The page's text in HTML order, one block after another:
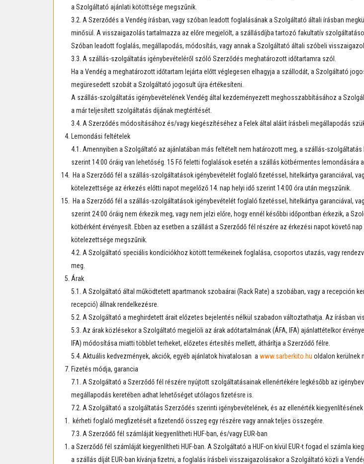
a Szolgáltató ajánlati kötöttsége megszűnik.
3.2. A Szerződés a Vendég írásban, vagy szóban leadott foglalásának a Szolgáltató általi írásban
minősül. A visszaigazolás tartalmazza az előre megjelölt, a szállásdíjba tartozó fakultatív
Szóban leadott foglalás, megállapodás, módosítás, vagy annak a Szolgáltató általi szóbeli
3.3. A szállás-szolgáltatás igénybevételéről szóló Szerződés meghatározott időtartamra szól.
Ha a Vendég a meghatározott időtartam lejárta előtt véglegesen elhagyja a szállodát, a Szolgáltató
megüresedett szobát a Szolgáltató jogosult újra értékesíteni.
A szállás-szolgáltatás igénybevételének Vendég által kezdeményezett meghosszabbításához a
a már teljesített szolgáltatás díjának megtérítését.
3.4. A Szerződés módosításához és/vagy kiegészítéséhez a Felek által aláírt írásbeli megállapodás
Lemondási feltételek
4.1. Amennyiben a Szolgáltató az ajánlatában más feltételt nem határozott meg, a szállás-
szerint 14:00 óráig van lehetőség. 15 Fő feletti foglalások esetén a szállás kötbérmentes lemondására
Ha a Szerződő fél a szállás-szolgáltatások igénybevételét foglaló fizetéssel, hitelkártya garanciával,
kötelezettsége az érkezés előtti napot megelőző 14. nap helyi idő szerint 14:00 óra után megszűnik.
Ha a Szerződő fél a szállás-szolgáltatások igénybevételét foglaló fizetéssel, hitelkártya garanciával,
szerint 24:00 óráig nem érkezik meg, vagy nem jelzi előre, hogy ennél későbbi időpontban érkezik, a
kötbérként érvényesít. Ebben az esetben a szállást a Szerződő fél részére az érkezési napot követő
kötelezettsége megszűnik.
4.2. A Szolgáltató speciális kondíciókhoz kötött termékeinek foglalása, csoportos utazás, vagy
meg.
Árak
5.1. A Szolgáltató által működtetett apartmanok szobaárai (Rack Rate) a szobában, vagy a recepción
recepció) állnak rendelkezésre.
5.2. A Szolgáltató a meghirdetett árait előzetes bejelentés nélkül szabadon változtathatja. Az írásban
5.3. Az árak közlésekor a Szolgáltató megjelöli az árak adótartalmának (ÁFA, IFA) ajánlattételkor
IFA) módosítása miatti többlet terheket, előzetes értesítés mellett, áthárítja a Szerződő félre.
5.4. Aktuális kedvezmények, akciók, egyéb ajánlatok hivatalosan a www.sarberkito.hu oldalon kerülnek
Fizetés módja, garancia
7.1. A Szolgáltató a Szerződő fél részére nyújtott szolgáltatásainak ellenértékére legkésőbb az
megállapodás keretében adhat lehetőséget utólagos fizetésre is.
7.2. A Szolgáltató a szolgáltatás Szerződés szerinti igénybevételének, és az ellenérték
kérheti foglaló megfizetését a fizetendő összeg egy részére vagy annak teljes összegére.
7.3. A Szerződő fél számláját kiegyenlítheti HUF-ban, és/vagy EUR-ban
a Szerződő fél számláját kiegyenlítheti HUF-ban. A Szolgáltató a HUF-on kívül EUR-t fogad el számla
a szállás díját EUR-ban kívánja fizetni, a foglalás írásbeli visszaigazolásakor a Szolgáltató közli a